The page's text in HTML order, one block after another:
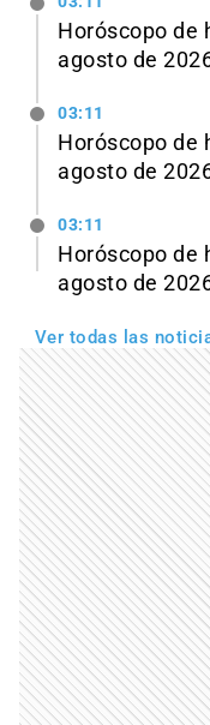
Horóscopo de
agosto de
03:11
Horóscopo de
agosto de
03:11
Horóscopo de
agosto de
Ver todas las